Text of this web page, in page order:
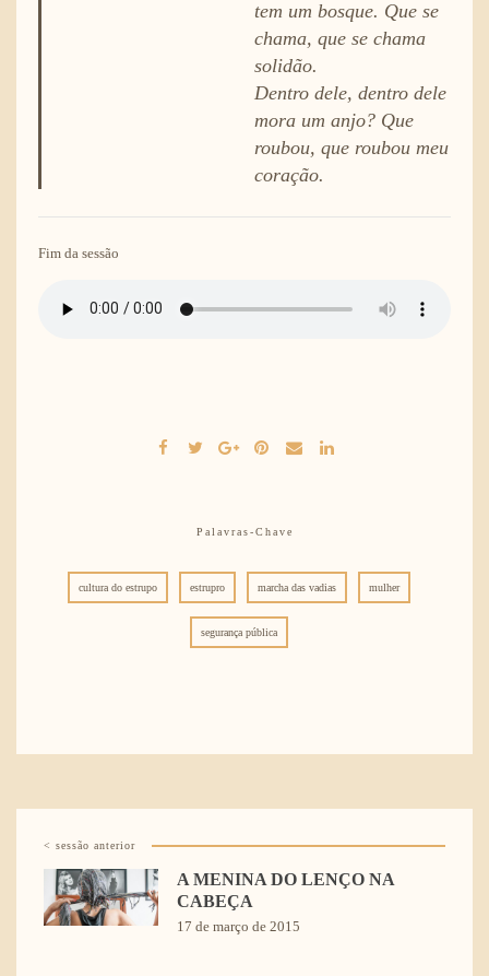
tem um bosque. Que se
chama, que se chama
solidão.
Dentro dele, dentro dele
mora um anjo? Que
roubou, que roubou meu
coração.
Fim da sessão
Palavras-Chave
cultura do estrupo estrupro marcha das vadias mulher
segurança pública
< sessão anterior
A MENINA DO LENÇO NA
CABEÇA
17 de março de 2015